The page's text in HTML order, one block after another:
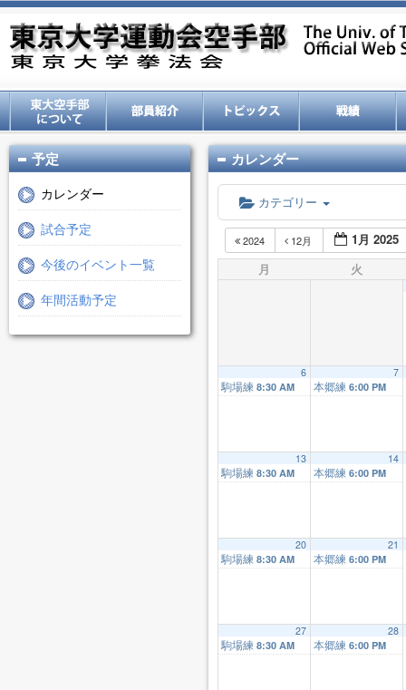
予定
カレンダー
試合予定
今後のイベント一覧
年間活動予定
カレンダー
カテゴリー
2024 12月
1月 2025
月
火
6
駒場練 8:30 AM
7
本郷練 6:00 PM
13
駒場練 8:30 AM
14
本郷練 6:00 PM
20
駒場練 8:30 AM
21
本郷練 6:00 PM
27
駒場練 8:30 AM
28
本郷練 6:00 PM